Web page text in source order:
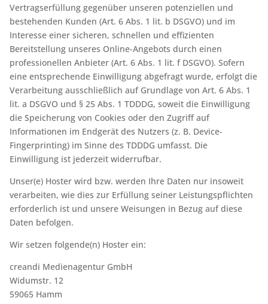
Vertragserfüllung gegenüber unseren potenziellen und
bestehenden Kunden (Art. 6 Abs. 1 lit. b DSGVO) und im
Interesse einer sicheren, schnellen und effizienten
Bereitstellung unseres Online-Angebots durch einen
professionellen Anbieter (Art. 6 Abs. 1 lit. f DSGVO). Sofern
eine entsprechende Einwilligung abgefragt wurde, erfolgt die
Verarbeitung ausschließlich auf Grundlage von Art. 6 Abs. 1
lit. a DSGVO und § 25 Abs. 1 TDDDG, soweit die Einwilligung
die Speicherung von Cookies oder den Zugriff auf
Informationen im Endgerät des Nutzers (z. B. Device-
Fingerprinting) im Sinne des TDDDG umfasst. Die
Einwilligung ist jederzeit widerrufbar.
Unser(e) Hoster wird bzw. werden Ihre Daten nur insoweit
verarbeiten, wie dies zur Erfüllung seiner Leistungspflichten
erforderlich ist und unsere Weisungen in Bezug auf diese
Daten befolgen.
Wir setzen folgende(n) Hoster ein:
creandi Medienagentur GmbH
Widumstr. 12
59065 Hamm